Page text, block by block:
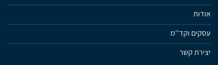
אודות
עסקים וקד''מ
יצירת קשר